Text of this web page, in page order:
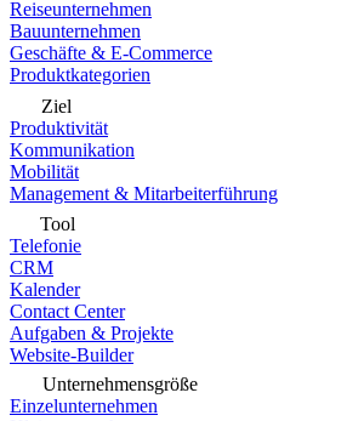
Reiseunternehmen
Bauunternehmen
Geschäfte & E-Commerce
Produktkategorien
Ziel
Produktivität
Kommunikation
Mobilität
Management & Mitarbeiterführung
Tool
Telefonie
CRM
Kalender
Contact Center
Aufgaben & Projekte
Website-Builder
Unternehmensgröße
Einzelunternehmen